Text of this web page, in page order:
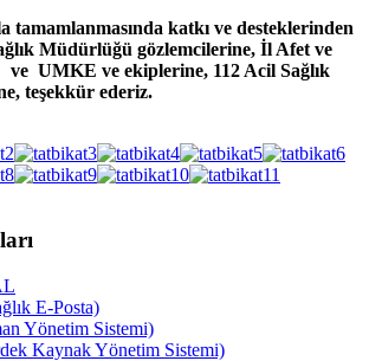
tamamlanmasında katkı ve desteklerinden
Müdürlüğü gözlemcilerine, İl Afet ve
UMKE ve ekiplerine, 112 Acil Sağlık
teşekkür ederiz.
E-Posta)
Yönetim Sistemi)
Kaynak Yönetim Sistemi)